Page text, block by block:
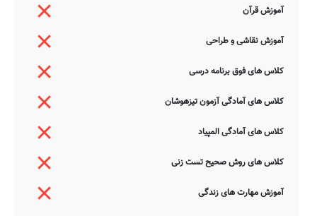
آموزش قرآن
آموزش نقاشی و طراحی
کلاس های فوق برنامه درسی
کلاس های آمادگی آزمون تیزهوشان
کلاس های آمادگی المپیاد
کلاس های روش صحیح تست زنی
آموزش مهارت های زندگی